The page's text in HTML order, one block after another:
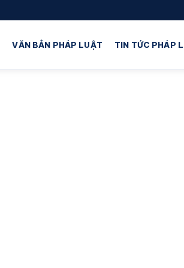
VĂN BẢN PHÁP LUẬT TIN TỨC PHÁP